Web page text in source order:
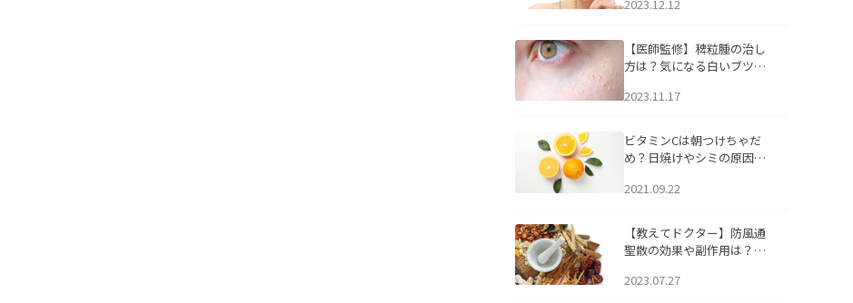
2023.12.12
【医師監修】稗粒腫の治し
方は？気になる白いブツブ
アについて
2023.11.17
ビタミンCは朝つけちゃだ
め？日焼けやシミの原因に
2021.09.22
【教えてドクター】防風通
聖散の効果や副作用は？長
2023.07.27